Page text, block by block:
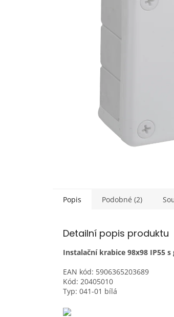
Popis Podobné (2)
Detailní popis produktu
Instalační krabice 98x98 IP55
EAN kód: 5906365203689
Kód: 20405010
Typ: 041-01 bílá